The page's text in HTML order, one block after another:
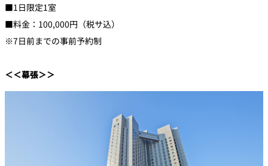
■1日限定1室
■料金：100,000円（税サ込）
※7日前までの事前予約制
＜＜幕張＞＞